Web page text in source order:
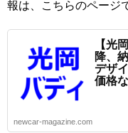
報は、こちらのページ
【光
降、
デザ
価格
newcar-magazine.com